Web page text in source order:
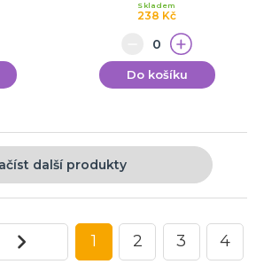
238 Kč
Skladem
Do košíku
další produkty
1 2 3 4